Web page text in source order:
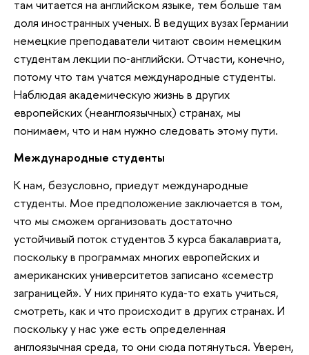
там читается на английском языке, тем больше там
доля иностранных ученых. В ведущих вузах Германии
немецкие преподаватели читают своим немецким
студентам лекции по‐английски. Отчасти, конечно,
потому что там учатся международные студенты.
Наблюдая академическую жизнь в других
европейских (неанглоязычных) странах, мы
понимаем, что и нам нужно следовать этому пути.
Международные студенты
К нам, безусловно, приедут международные
студенты. Мое предположение заключается в том,
что мы сможем организовать достаточно
устойчивый поток студентов 3 курса бакалавриата,
поскольку в программах многих европейских и
американских университетов записано «семестр
заграницей». У них принято куда‐то ехать учиться,
смотреть, как и что происходит в других странах. И
поскольку у нас уже есть определенная
англоязычная среда, то они сюда потянуться. Уверен,